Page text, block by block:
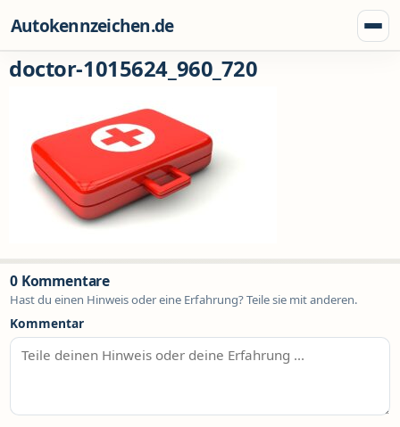
Autokennzeichen.de
doctor-1015624_960_720
0 Kommentare
Hast du einen Hinweis oder eine Erfahrung? Teile sie mit anderen.
Kommentar